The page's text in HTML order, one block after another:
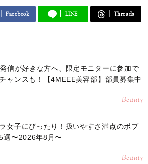
Facebook LINE Threads
信が好きな方へ、限定モニターに参加で
ャンスも！【4MEEE美容部】部員募集中
Beauty
女子にぴったり！扱いやすさ満点のボブ
選〜2026年8月〜
Beauty